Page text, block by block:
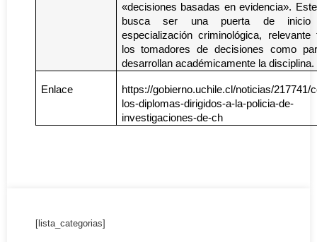
«decisiones basadas en evidencia».
busca ser una puerta de
especialización criminológica, relevante
los tomadores de decisiones como
desarrollan académicamente la disciplina.
Enlace
https://gobierno.uchile.cl/noticias/217741/
los-diplomas-dirigidos-a-la-policia-de-
investigaciones-de-ch
[lista_categorias]